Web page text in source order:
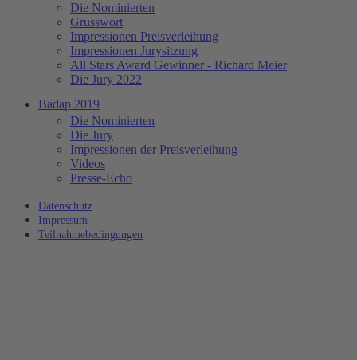
Die Nominierten
Grusswort
Impressionen Preisverleihung
Impressionen Jurysitzung
All Stars Award Gewinner - Richard Meier
Die Jury 2022
Badap 2019
Die Nominierten
Die Jury
Impressionen der Preisverleihung
Videos
Presse-Echo
Datenschutz
Impressum
Teilnahmebedingungen